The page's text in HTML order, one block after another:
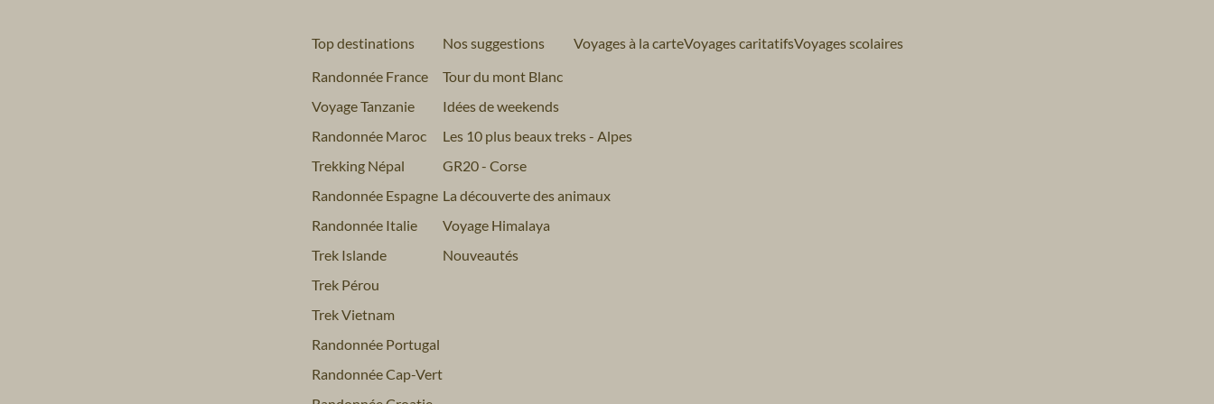
Top destinations
Randonnée France
Voyage Tanzanie
Randonnée Maroc
Trekking Népal
Randonnée Espagne
Randonnée Italie
Trek Islande
Trek Pérou
Trek Vietnam
Randonnée Portugal
Randonnée Cap-Vert
Nos suggestions
Tour du mont Blanc
Idées de weekends
Les 10 plus beaux treks - Alpes
GR20 - Corse
La découverte des animaux
Voyage Himalaya
Nouveautés
Voyages à la carteVoyages caritatifsVoyages scolaires